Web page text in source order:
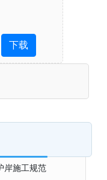
下载
岸施工规范